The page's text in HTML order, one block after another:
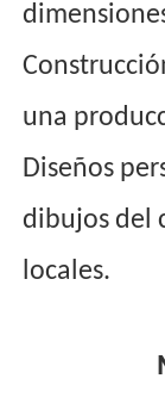
una
Diseños
dibujos del
locales.